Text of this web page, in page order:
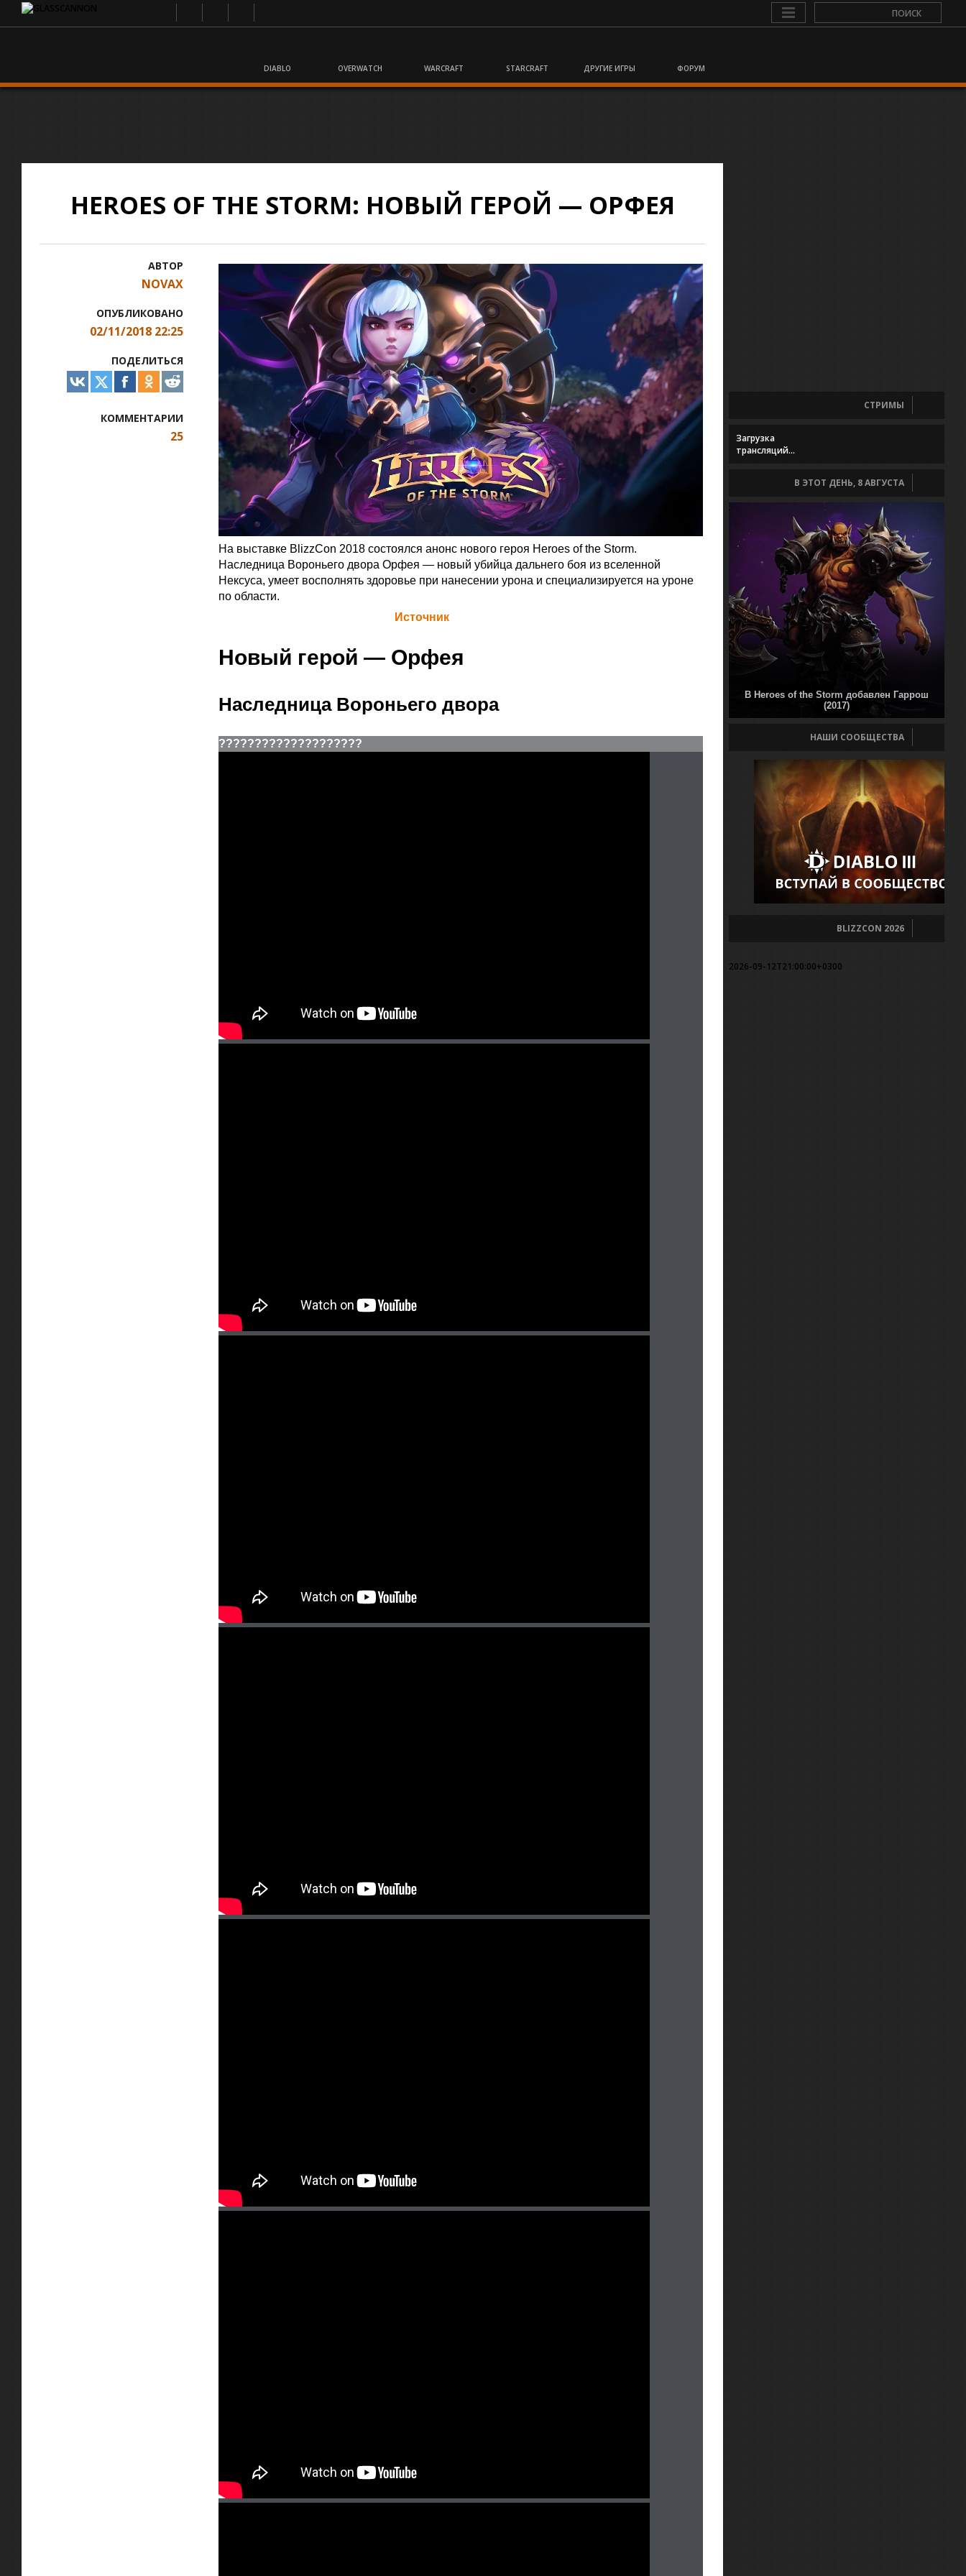
DIABLO OVERWATCH WARCRAFT STARCRAFT ДРУГИЕ ИГРЫ ФОРУМ
HEROES OF THE STORM: НОВЫЙ ГЕРОЙ — ОРФЕЯ
АВТОР
NOVAX
ОПУБЛИКОВАНО
02/11/2018 22:25
ПОДЕЛИТЬСЯ
КОММЕНТАРИИ
25
На выставке BlizzCon 2018 состоялся анонс нового героя Heroes of the Storm.
Наследница Вороньего двора Орфея — новый убийца дальнего боя из вселенной
Нексуса, умеет восполнять здоровье при нанесении урона и специализируется на уроне
по области.
Источник
Новый герой — Орфея
Наследница Вороньего двора
????????????????????
СТРИМЫ
Загрузка
трансляций...
В ЭТОТ ДЕНЬ, 8 АВГУСТА
В Heroes of the Storm добавлен Гаррош
(2017)
НАШИ СООБЩЕСТВА
BLIZZCON 2026
2026-09-12T21:00:00+0300